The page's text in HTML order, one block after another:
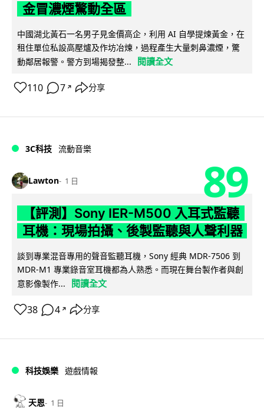
金冒濃煙驚動全區
中國湖北黃石一名男子見金價高企，利用 AI 自學提煉黃金，在
租住單位私設高壓爐及作坊冶煉，過程產生大量刺鼻濃煙，驚
動鄰居報警。警方到場揭發整...
閱讀全文
110 7 ↗ 分享
3C科技 流動音樂
Lawton 1 日 89
【評測】Sony IER-M500 入耳式監聽
耳機：現場拍攝、後製監聽與人聲利器
談到專業混音專用的聲音監聽耳機，Sony 經典 MDR-7506 到
MDR-M1 專業錄音室耳機都為人熟悉。而現在舞台製作者與創
意影像製作...
閱讀全文
38 4 ↗ 分享
科技娛樂 遊戲情報
天恩 1 日